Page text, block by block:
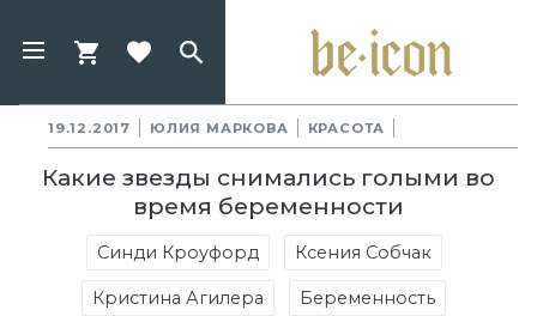
19.12.2017 ЮЛИЯ МАРКОВА КРАСОТА
Какие звезды снимались голыми во
время беременности
Синди Кроуфорд Ксения Собчак
Кристина Агилера Беременность